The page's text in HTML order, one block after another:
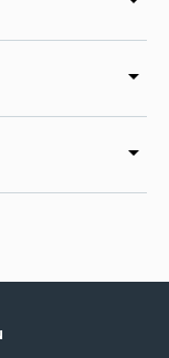
arrow_drop_down
arrow_drop_down